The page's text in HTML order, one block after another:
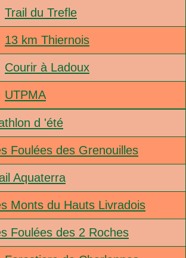
Trail du Trefle
13 km Thiernois
Courir à Ladoux
UTPMA
d 'été
Foulées des Grenouilles
Aquaterra
Monts du Hauts Livradois
Foulées des 2 Roches